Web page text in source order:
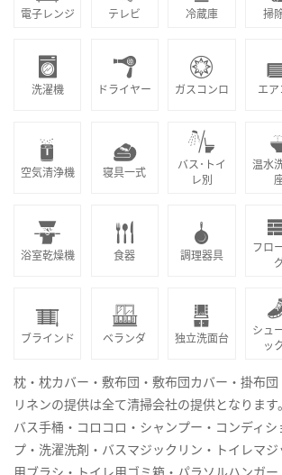
電子レンジ テレビ 冷蔵庫 掃
洗濯機 ドライヤー ガスコンロ エア
空気清浄機 寝具一式
バス･トイ
レ別
温水
浴室乾燥機 食器 調理器具
フロ
ブラインド ベランダ 独立洗面台
シュ
ッ
枕・枕カバー・敷布団・敷布団カバー・掛布
リネンの提供は全て清掃会社の提供となります
バス手桶・コロコロ・シャンプー・コンディ
プ・洗濯洗剤・バスマジックリン・トイレマ